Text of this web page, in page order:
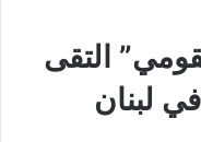
التقى
لبنان